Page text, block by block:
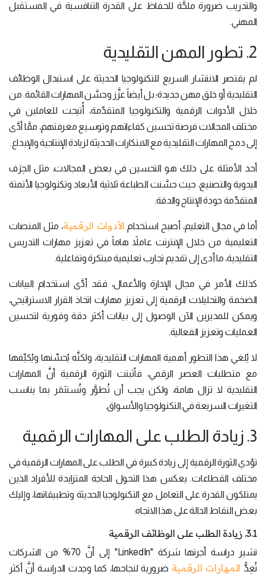
والتدريب ضرورة ملحَّة للحفاظ على القدرة التنافسية في المستقبل
المهني.
2. تطور المهن التقليدية
لم يقتصر الانتشار السريع للتكنولوجيا الحديثة على استبدال الوظائف
التقليدية أو خلق مهن جديدة؛ بل أيضاً عزَّز وحسَّن المهارات القائمة. من
خلال الأدوات الرقمية والتكنولوجيا المتقدِّمة، أُتيحت للعاملين في
مختلف المجالات فرصة تحسين كفاءاتهم وتوسيع معرفتهم، ممَّا أدَّى
إلى دمج المهارات التقليدية مع الابتكارات الحديثة لزيادة الإنتاجية والإبداع.
أحد الأمثلة على ذلك هو التحسين في بعض المجالات، مثل الحِرَف
اليدوية والتصنيع، حيث حسَّنت الطباعة ثلاثية الأبعاد وتكنولوجيا الأتمتة
المتقدِّمة جودة الإنتاج والدقة.
أما في مجال التعليم، أصبح استخدام الأدوات الرقمية، مثل المنصات
التعليمية من خلال الإنترنت عاملاً هاماً في تعزيز مهارات التدريس
التقليدية، ما أدى إلى تقديم تجارب تعليمية مبتكرة وتفاعلية.
كذلك الأمر في مجال الإدارة والأعمال، فقد أدَّى استخدام البيانات
الضخمة والتحليلات الرقمية إلى تعزيز مهارات اتخاذ القرار الاستراتيجي،
ويمكن للمديرين الآن الوصول إلى بيانات أكثر دقة وفورية لتحسين
العمليات وتعزيز الفعالية.
لا يُلغي هذا التطور أهمية المهارات التقليدية، ولكنَّه يُحسِّنها ويُكيِّفها
مع متطلبات العصر الرقمي، فأثبتت الثورة الرقمية أنَّ المهارات
التقليدية لا تزال هامة، ولكن يجب أن تُطوَّر وتُستثمَر بما يناسب
التغيرات السريعة في التكنولوجيا والأسواق​.
3. زيادة الطلب على المهارات الرقمية
تؤدي الثورة الرقمية إلى زيادة كبيرة في الطلب على المهارات الرقمية في
مختلف القطاعات. يعكس هذا التحول الحاجة المتزايدة للأفراد الذين
يمتلكون القدرة على التعامل مع التكنولوجيا الحديثة وتطبيقاتها، وإليك
بعض النقاط الدالة على هذا الاتجاه:
3.1. زيادة الطلب على الوظائف الرقمية
تشير دراسة أجرتها شركة "LinkedIn" إلى أنَّ 70% من الشركات
تُعِدُّ المهارات الرقمية ضرورية لنجاحها، كما وجدت الدراسة أنَّ أكثر